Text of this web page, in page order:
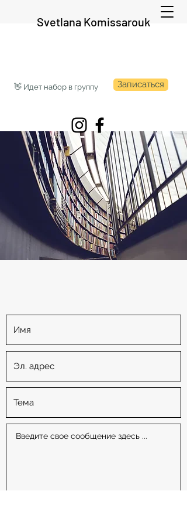
Svetlana Komissarouk
👋 Идет набор в группу Записаться